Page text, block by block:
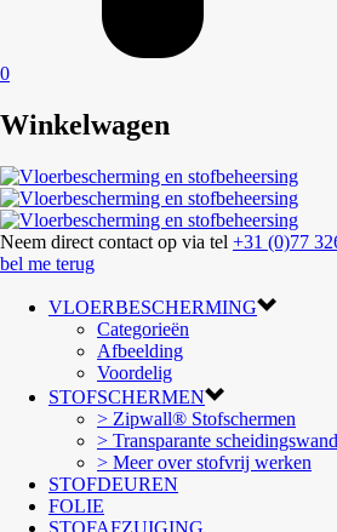
0
Winkelwagen
Neem direct contact op via tel +31 (0)77
bel me terug
VLOERBESCHERMING
Categorieën
Afbeelding
Voordelig
STOFSCHERMEN
> Zipwall® Stofschermen
> Transparante scheidingswand
> Meer over stofvrij werken
STOFDEUREN
FOLIE
STOFAFZUIGING